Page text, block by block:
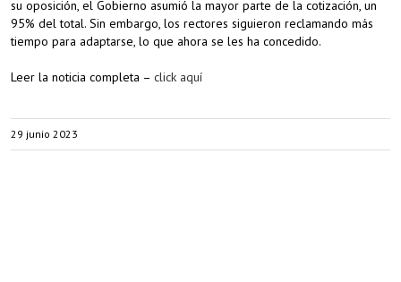
su oposición, el Gobierno asumió la mayor parte de la cotización, un
95% del total. Sin embargo, los rectores siguieron reclamando más
tiempo para adaptarse, lo que ahora se les ha concedido.
Leer la noticia completa – click aquí
29 junio 2023